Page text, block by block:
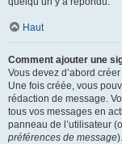
Haut
Comment ajouter une
Vous devez d’abord
Une fois créée, vous
rédaction de message.
tous vos messages en
panneau de l’utilisateur
préférences de message